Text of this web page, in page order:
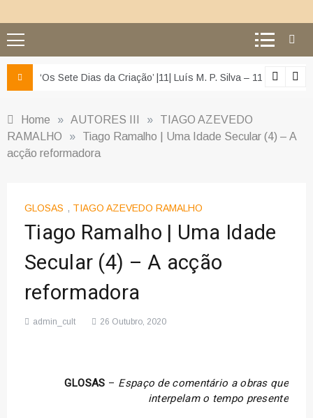
e da misericórdia’
‘Os Sete Dias da Criação’ |11| Luís M. P. Silva – 11 – O
Home » AUTORES III »
TIAGO AZEVEDO
RAMALHO
»
Tiago Ramalho | Uma Idade Secular (4) – A
acção reformadora
GLOSAS , TIAGO AZEVEDO RAMALHO
Tiago Ramalho | Uma Idade
Secular (4) – A acção
reformadora
admin_cult 26 Outubro, 2020
GLOSAS – Espaço de comentário a obras que
interpelam o tempo presente